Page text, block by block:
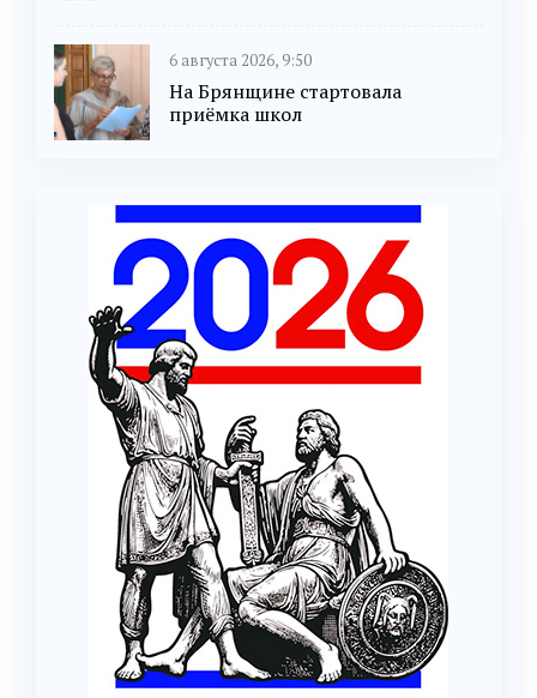
6 августа 2026, 9:50
На Брянщине стартовала
приёмка школ